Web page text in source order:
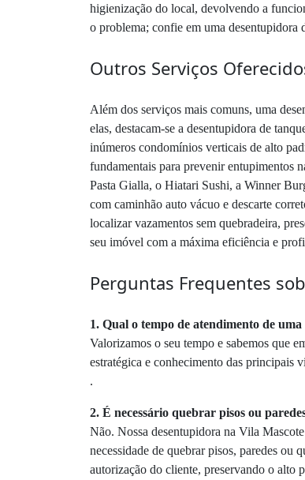
higienização do local, devolvendo a
o problema; confie em uma desentupidora
Outros Serviços
Além dos serviços mais comuns, uma
elas, destacam-se a desentupidora de
inúmeros condomínios verticais de alto
fundamentais para prevenir entupimentos
Pasta Gialla, o Hiatari Sushi, a Winner
com caminhão auto vácuo e descarte
localizar vazamentos sem quebradeira,
seu imóvel com a máxima eficiência e
Perguntas Frequentes
1. Qual o tempo de atendimento de
Valorizamos o seu tempo e sabemos que
estratégica e conhecimento das principais
.
2. É necessário quebrar pisos ou
Não. Nossa desentupidora na Vila
necessidade de quebrar pisos, paredes ou
autorização do cliente, preservando o alto